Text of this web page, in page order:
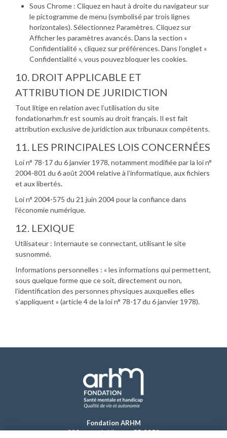
Sous Chrome : Cliquez en haut à droite du navigateur sur
le pictogramme de menu (symbolisé par trois lignes
horizontales). Sélectionnez Paramètres. Cliquez sur
Afficher les paramètres avancés. Dans la section «
Confidentialité », cliquez sur préférences. Dans l’onglet «
Confidentialité », vous pouvez bloquer les cookies.
10. DROIT APPLICABLE ET
ATTRIBUTION DE JURIDICTION
Tout litige en relation avec l’utilisation du site
fondationarhm.fr est soumis au droit français. Il est fait
attribution exclusive de juridiction aux tribunaux compétents.
11. LES PRINCIPALES LOIS CONCERNÉES
Loi n° 78-17 du 6 janvier 1978, notamment modifiée par la loi n°
2004-801 du 6 août 2004 relative à l’informatique, aux fichiers
et aux libertés.
Loi n° 2004-575 du 21 juin 2004 pour la confiance dans
l’économie numérique.
12. LEXIQUE
Utilisateur : Internaute se connectant, utilisant le site
susnommé.
Informations personnelles : « les informations qui permettent,
sous quelque forme que ce soit, directement ou non,
l’identification des personnes physiques auxquelles elles
s’appliquent » (article 4 de la loi n° 78-17 du 6 janvier 1978).
Fondation ARHM
290 route de Vienne - BP 8252